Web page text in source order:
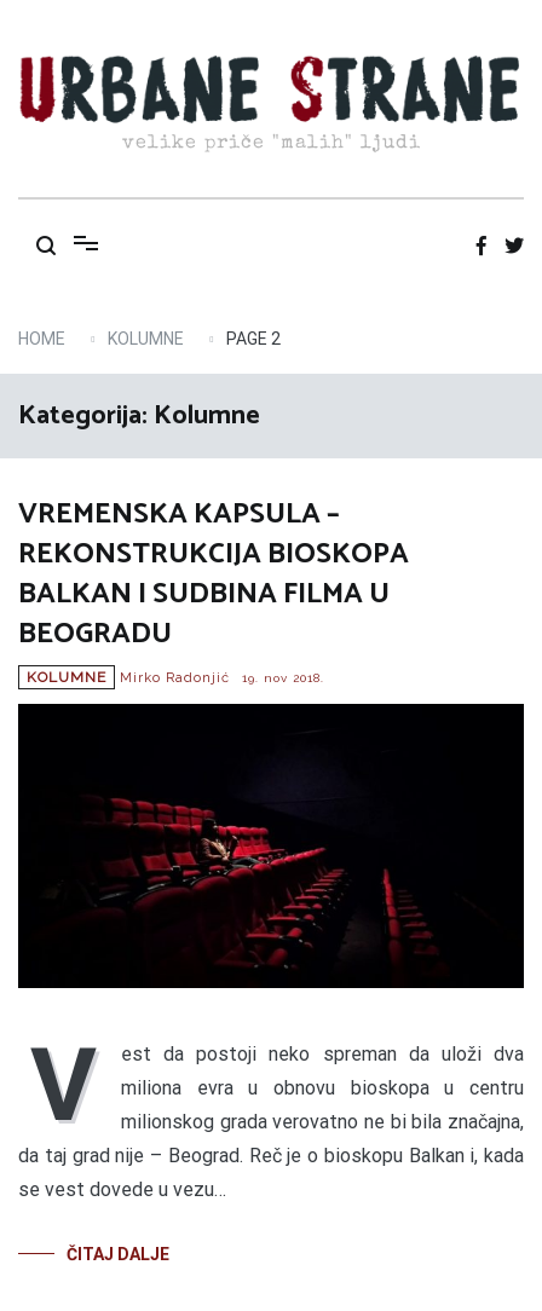
content
velike priče "malih" ljudi
HOME KOLUMNE PAGE 2
Kategorija: Kolumne
VREMENSKA KAPSULA –
REKONSTRUKCIJA BIOSKOPA
BALKAN I SUDBINA FILMA U
BEOGRADU
KOLUMNE Mirko Radonjić 19. nov 2018.
V
est da postoji neko spreman da uloži dva
miliona evra u obnovu bioskopa u centru
milionskog grada verovatno ne bi bila značajna,
da taj grad nije – Beograd. Reč je o bioskopu Balkan i, kada
se vest dovede u vezu…
ČITAJ DALJE